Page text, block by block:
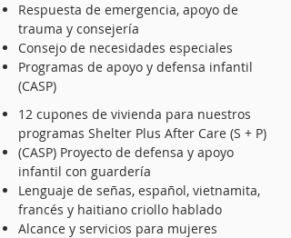
Respuesta de emergencia, apoyo de
trauma y consejería
Consejo de necesidades especiales
Programas de apoyo y defensa infantil
(CASP)
12 cupones de vivienda para nuestros
programas Shelter Plus After Care (S + P)
(CASP) Proyecto de defensa y apoyo
infantil con guardería
Lenguaje de señas, español, vietnamita,
francés y haitiano criollo hablado
Alcance y servicios para mujeres